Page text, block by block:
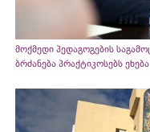
მოქმედი პედაგოგების
ბრძანება პრაქტიკოსებს ეხება